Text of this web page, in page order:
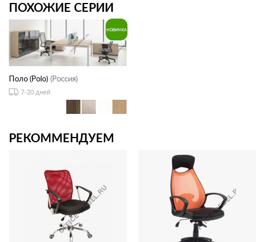
ПОХОЖИЕ СЕРИИ
Поло (Polo) (Россия)
7-20 дней
РЕКОММЕНДУЕМ